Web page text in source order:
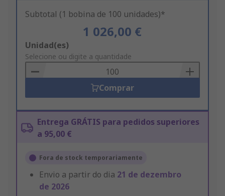
Subtotal (1 bobina de 100 unidades)*
1 026,00 €
Add
to
Basket
Unidad(es)
Selecione ou digite a quantidade
Comprar
Entrega GRÁTIS para pedidos superiores
a 95,00 €
Fora de stock temporariamente
Envio a partir do dia 21 de dezembro
de 2026